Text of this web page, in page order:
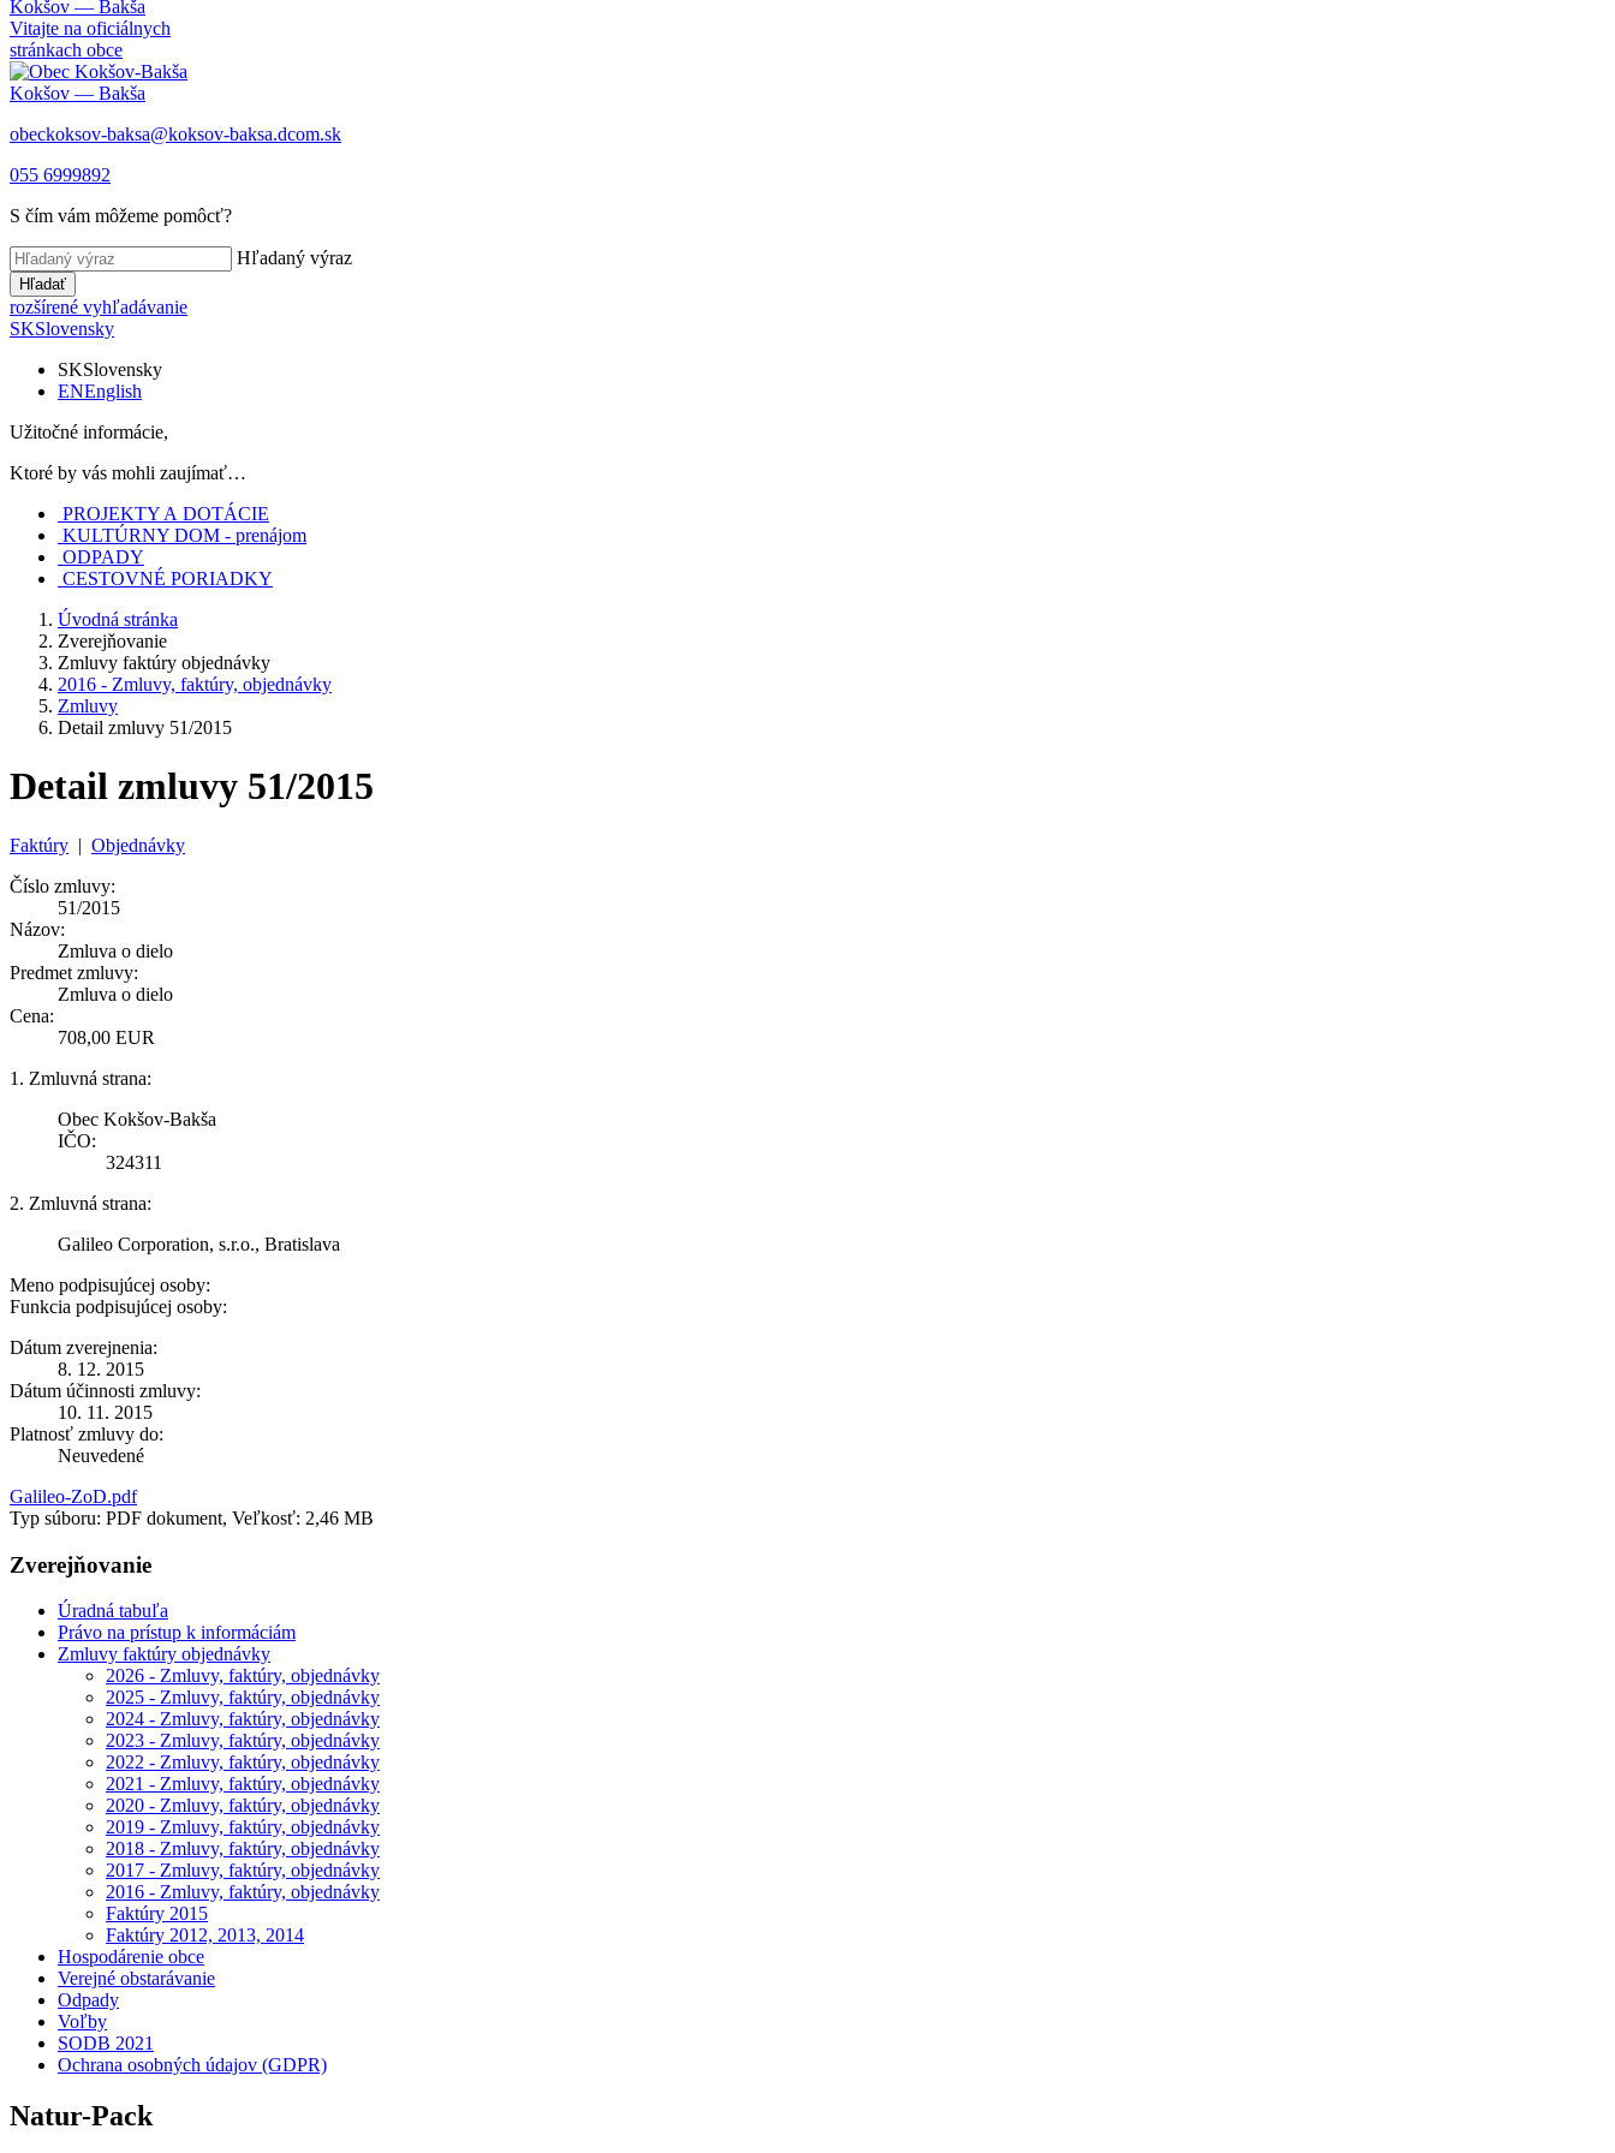
Kokšov — Bakša
Vitajte na oficiálnych
stránkach obce
Kokšov — Bakša
obeckoksov-baksa@koksov-baksa.dcom.sk
055 6999892
S čím vám môžeme pomôcť?
Hľadaný výraz
Hľadať
rozšírené vyhľadávanie
SKSlovensky
SKSlovensky
ENEnglish
Užitočné informácie,
Ktoré by vás mohli zaujímať…
PROJEKTY A DOTÁCIE
KULTÚRNY DOM - prenájom
ODPADY
CESTOVNÉ PORIADKY
Úvodná stránka
Zverejňovanie
Zmluvy faktúry objednávky
2016 - Zmluvy, faktúry, objednávky
Zmluvy
Detail zmluvy 51/2015
Detail zmluvy 51/2015
Faktúry | Objednávky
Číslo zmluvy:
51/2015
Názov:
Zmluva o dielo
Predmet zmluvy:
Zmluva o dielo
Cena:
708,00 EUR
1. Zmluvná strana:
Obec Kokšov-Bakša
IČO:
324311
2. Zmluvná strana:
Galileo Corporation, s.r.o., Bratislava
Meno podpisujúcej osoby:
Funkcia podpisujúcej osoby:
Dátum zverejnenia:
8. 12. 2015
Dátum účinnosti zmluvy:
10. 11. 2015
Platnosť zmluvy do:
Neuvedené
Galileo-ZoD.pdf
Typ súboru: PDF dokument, Veľkosť: 2,46 MB
Zverejňovanie
Úradná tabuľa
Právo na prístup k informáciám
Zmluvy faktúry objednávky
2026 - Zmluvy, faktúry, objednávky
2025 - Zmluvy, faktúry, objednávky
2024 - Zmluvy, faktúry, objednávky
2023 - Zmluvy, faktúry, objednávky
2022 - Zmluvy, faktúry, objednávky
2021 - Zmluvy, faktúry, objednávky
2020 - Zmluvy, faktúry, objednávky
2019 - Zmluvy, faktúry, objednávky
2018 - Zmluvy, faktúry, objednávky
2017 - Zmluvy, faktúry, objednávky
2016 - Zmluvy, faktúry, objednávky
Faktúry 2015
Faktúry 2012, 2013, 2014
Hospodárenie obce
Verejné obstarávanie
Odpady
Voľby
SODB 2021
Ochrana osobných údajov (GDPR)
Natur-Pack